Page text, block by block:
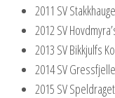
2011 SV
2012 SV
2013 SV Bikkjulfs
2014 SV
2015 SV